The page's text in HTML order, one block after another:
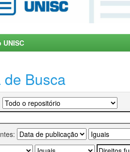
de Busca